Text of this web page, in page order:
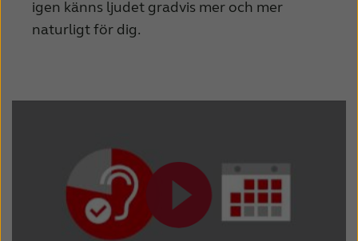
igen känns ljudet gradvis mer och mer
naturligt för dig.